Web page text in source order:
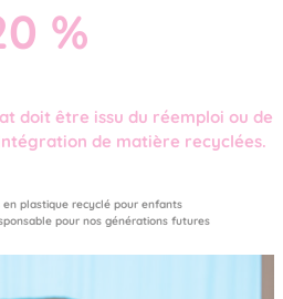
%
doit être issu du réemploi ou de
de matière recyclées.
en plastique recyclé pour enfants
pour nos générations futures